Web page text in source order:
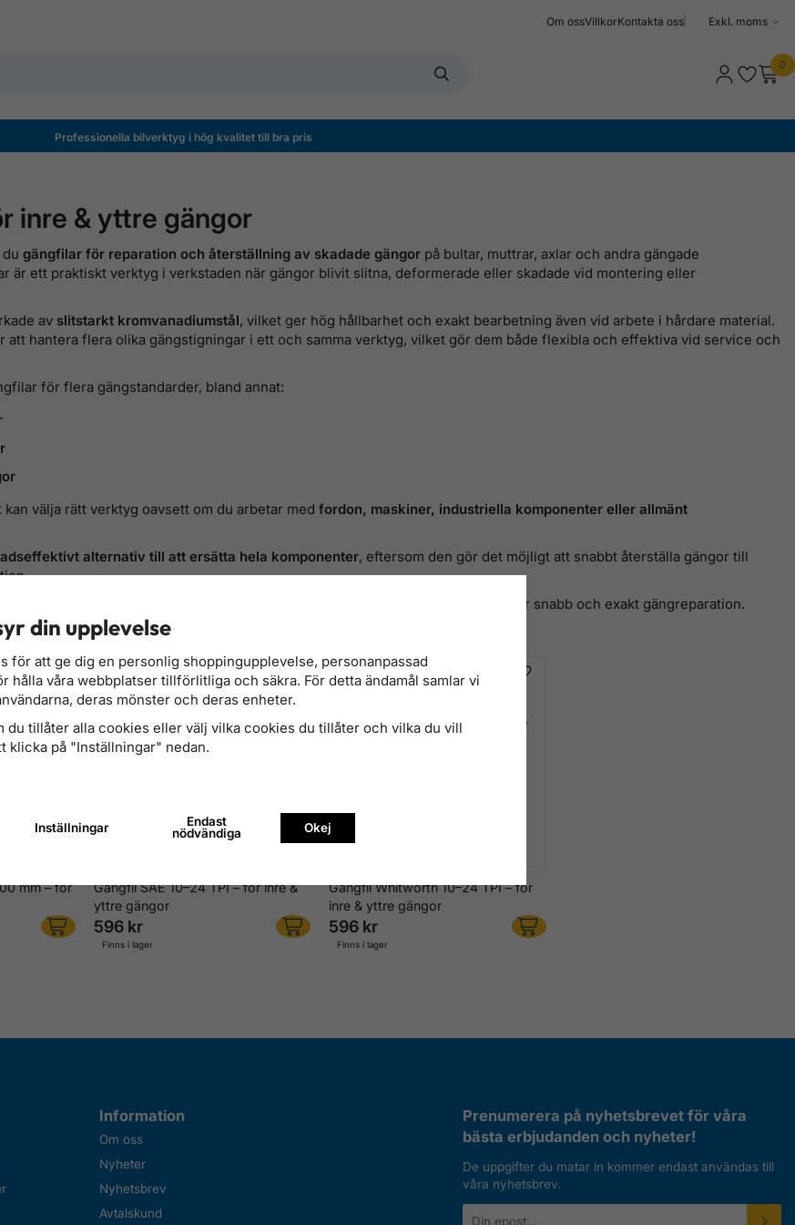
Om ossVillkorKontakta oss
Välj
0
Professionella bilverktyg i hög kvalitet till bra pris
inre & yttre gängor
gängfilar för reparation och återställning av skadade gängor på bultar, muttrar, axlar och andra gängade
är ett praktiskt verktyg i verkstaden när gängor blivit slitna, deformerade eller skadade vid montering eller
av slitstarkt kromvanadiumstål, vilket ger hög hållbarhet och exakt bearbetning även vid arbete i hårdare material.
att hantera flera olika gängstigningar i ett och samma verktyg, vilket gör dem både flexibla och effektiva vid service och
för flera gängstandarder, bland annat:
välja rätt verktyg oavsett om du arbetar med fordon, maskiner, industriella komponenter eller allmänt
alternativ till att ersätta hela komponenter, eftersom den gör det möjligt att snabbt återställa gängor till
och hitta rätt verktyg för snabb och exakt gängreparation.
mm – för
Gängfil SAE 10–24 TPI – för inre &
yttre gängor
596 kr
Finns i lager
Gängfil Whitworth 10–24 TPI – för
inre & yttre gängor
596 kr
Finns i lager
Information
Om oss
Nyheter
Nyhetsbrev
Avtalskund
Prenumerera på nyhetsbrevet för våra
bästa erbjudanden och nyheter!
De uppgifter du matar in kommer endast användas till
våra nyhetsbrev.
din upplevelse
för att ge dig en personlig shoppingupplevelse, personanpassad
hålla våra webbplatser tillförlitliga och säkra. För detta ändamål samlar vi
deras mönster och deras enheter.
du tillåter alla cookies eller välj vilka cookies du tillåter och vilka du vill
klicka på "Inställningar" nedan.
Inställningar
Endast
nödvändiga
Okej